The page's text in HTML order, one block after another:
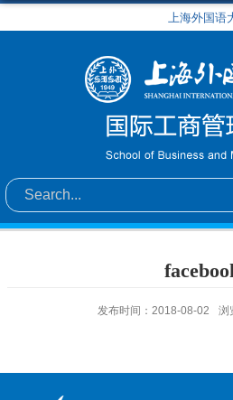
上海外国语
发布时间：2018-08-02 浏